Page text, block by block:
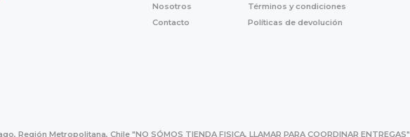
Nosotros
Contacto
Términos y condiciones
Políticas de devolución
Región Metropolitana, Chile "NO SÓMOS TIENDA FISICA, LLAMAR PARA COORDINAR ENTREGAS"